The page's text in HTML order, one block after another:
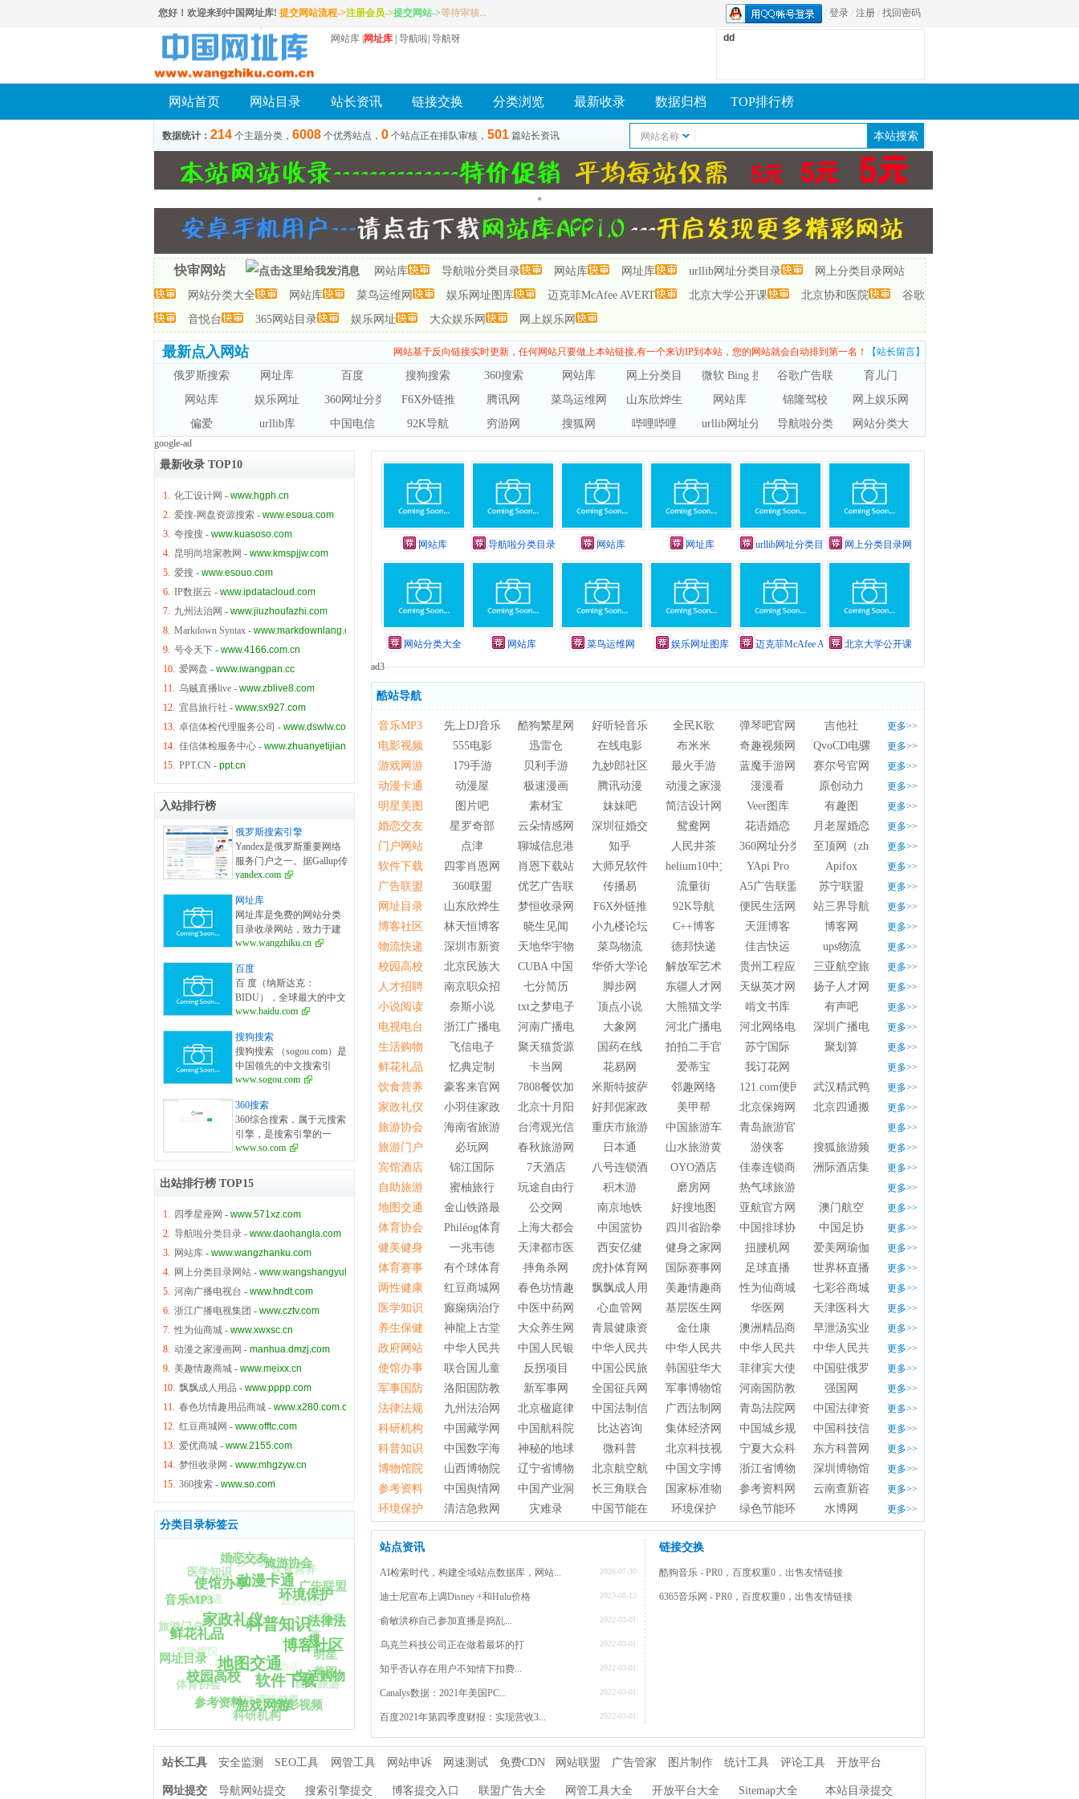
您好！欢迎来到中国网址库! 提交网站流程->注册会员->提交网站->等待审核... / 登录 / 注册 / 找回密码
网站库 网址库 导航啦 导航呀 dd
网站首页 网站目录 站长资讯 链接交换 分类浏览 最新收录 数据归档 TOP排行榜
数据统计： 214 个主题分类， 6008 个优秀站点， 0 个站点正在排队审核， 501 篇站长资讯 网站名称
*
快审网站 网站库 导航啦分类目录 网站库 网址库 urllib网址分类目录
网上分类目录网站
网站分类大全
网站库 菜鸟运维网 娱乐网址图库 迈克菲McAfee AVERT 北京大学公开课 北京协和医院
谷歌
音悦台
365网站目录 娱乐网址 大众娱乐网 网上娱乐网
最新点入网站 网站基于反向链接实时更新，任何网站只要做上本站链接,有一个来访IP到本站，您的网站就会自动排到第一名！ 【站长留言】
俄罗斯搜索引擎 网址库 百度 搜狗搜索 360搜索 网站库 网上分类目录网站微软 Bing 搜索 谷歌广告联盟（google adsense）
育儿门
网站库
娱乐网址 360网址分类目录F6X外链推 腾讯网 菜鸟运维网 山东欣烨生物科技网站库 锦隆驾校
网上娱乐网
偏爱
urllib库 中国电信 92K导航 穷游网 搜狐网 哔哩哔哩 urllib网址分类目录导航啦分类目录网站分类大全
google-ad
最新收录 TOP10
1. 化工设计网 - www.hgph.cn
2. 爱搜-网盘资源搜索 - www.esoua.com
3. 夸搜搜 - www.kuasoso.com
4. 昆明尚培家教网 - www.kmspjjw.com
5. 爱搜 - www.esouo.com
6. IP数据云 - www.ipdatacloud.com
7. 九州法治网 - www.jiuzhoufazhi.com
8. Markdown Syntax - www.markdownlang.com
9. 号令天下 - www.4166.com.cn
10. 爱网盘 - www.iwangpan.cc
11. 乌贼直播live - www.zblive8.com
12. 宜昌旅行社 - www.sx927.com
13. 卓信体检代理服务公司 - www.dswlw.com
14. 佳信体检服务中心 - www.zhuanyetijian.com
15. PPT.CN - ppt.cn
入站排行榜
俄罗斯搜索引擎
Yandex是俄罗斯重要网络
服务门户之一。据Gallup传
媒，ФОМ 和 Комкон调查
斯网络拥有用户最多的网
站。2006年初每天访问
Yandex的人数（包括外国
访问者）达到四百万。
Yandex目前所提供的服务
包括搜索、最新新闻、地
图和百科、电子信箱、电
子商务、互联网广告及其
本地搜索引擎的市场份额
已远超俄罗斯Google。
1993年，Yandex创建，由
两个创始人 Arkady Volozh
的词是\"Yet Another
Indexer\"（另一个索引）的
缩写。 1997年9月23日，
俄罗斯搜索引擎
目录）首次上线。 2000
斯科成立了独立运营的
Yandex开设了区域项目（
“城市”专栏），有助于吸
引全世界的广告合作。
Yandex的专家们经常进行
巡回讲座。所有的服务都
考虑到了使用者的地理位
息，“市场”里首先就提供
地区商店的物品。Yandex
者人数使“Yandex. WiFi”成
为通向俄罗斯免费无线通
道的最大网站。Yandex.是
网民浏览，广告聚焦的平
本土搜索引擎Yandex推出
新服务，可准许用户对拉
索。 [2] 2011年5月，
Yandex在美国纳斯达克证
券交易所上市，市值上涨
至130亿美元。 2014年9月
1日，创始人阿尔卡季·沃
洛日辞去Yandex首席执行
官一职，但仍担任集团领
导人。 发展历程 第一阶段
（1997年~2002年）：重技
术 不断推出新业务 技术先
行：Yandex的历史可以追
溯至1990年，当时Arcadia
公司（后改名为
CompTek）最先开发出两
种信息搜索系统：国际货
物分类器和商品服务分类
始人开发出Yandex，作为
展：1997年，该公司正式
yandex.com
网址库
网址库是免费的网站分类
目录收录网站，致力于建
立全面的网址库平台：免
国内外各行业优秀的网站
网址,让你轻松畅游互联
网，找到您想要的网站、
信息资源；加入网址库让
我们共同成长。网址库!网
址酷！上网，您需要网址
库! 网址大全，实用网址一
网打尽！
www.wangzhiku.cn
百度
百 度（纳斯达克：
BIDU），全球最大的中文
搜索引擎、最大的中文网
谷的李彦宏看到了中国互
联网及中文搜索引擎服务
的巨大发展潜力，抱着技
术改变世界的梦想，他毅
然辞掉硅谷的高薪工作，
携搜索引擎专利技术，于
2000年1月1日在中关村创
建了百度公司。 “百度”二
寻他千百度。这句话描述
求。 百度拥有数万名研发
工程师，这是中国乃至全
这支队伍掌握着世界上最
为先进的搜索引擎技术，
使百度成为中国掌握世界
高科技企业，也使中国成
为美国、俄罗斯、和韩国
之外，全球仅有的4个拥有
之一。 从创立之初，百度
便将“让人们最平等便捷地
获取信息，找到所求”作为
公司秉承“用户至上”的理
念，不断坚持技术创新，
致力于为用户提供“简单可
服务，其中包括:以网络搜
吧为主的社区搜索，针对
各区域、行业所需的垂直
等，全面覆盖了中文网络
世界所有的搜索需求。根
据第三方权威数据，在中
国，百度PC端和移动端市
场份额总量达73.5%，覆盖
了中国97.5%的网民，拥有
6亿用户，日均响应搜索60
亿次。 在面对用户的搜索
产品不断丰富的同时，百
度还创新性地推出了基于
搜索的营销推广服务，并
成为最受企业青睐的互联
中国已有数十万家企业使
用了百度的搜索推广服
的品牌及运营效率。 为推
www.baidu.com
搜狗搜索
搜狗搜索 （sogou.com）是
中国领先的中文搜索引
擎，致力于中文互联网信
上亿网民加快信息获取速
度，为用户创造价值。
2018年8月8日，搜狗搜索
获金运奖最佳用户活跃
于2004年8月3日推出的全
搜索引擎。搜狗搜索是中
致力于中文互联网信息的
深度挖掘，帮助中国上亿
网民加快信息获取速度，
其他搜索产品各有特色。
音乐搜索小于2%的死链
率，图片搜索独特的组图
反映互联网热点事件的看
热闹首页，地图搜索的全
国无缝漫游功能，使得搜
足了用户的日常需求，体
现了搜狗的研发。
www.sogou.com
360搜索
360综合搜索，属于元搜索
引擎，是搜索引擎的一
种，是通过一个统一的用
索引擎中选择和利用合适
操作，是对分布于网络的
多种检索工具的全局控制
机制。而360搜索+，属于
公司开发的基于机器学习
技术的第三代搜索引擎，
具备“自学习、自进化”能
索结果。 2015年1月6日消
息，360总裁齐向东向全体
员工发送邮件，宣布360搜
搜”，原域名可直接跳转至
新域名。 2016年2月，360
再次宣布，将“好搜搜
索”，域名也
由“haosou.com”切换为更易
输入的“so.com”，回归360
继续依托360母品牌的基
础，在安全、可信赖等方
面，继续形成差异化优
势。
www.so.com
出站排行榜 TOP15
1. 四季星座网 - www.571xz.com
2. 导航啦分类目录 - www.daohangla.com
3. 网站库 - www.wangzhanku.com
4. 网上分类目录网站 - www.wangshangyule.cn
5. 河南广播电视台 - www.hndt.com
6. 浙江广播电视集团 - www.cztv.com
7. 性为仙商城 - www.xwxsc.cn
8. 动漫之家漫画网 - manhua.dmzj.com
9. 美趣情趣商城 - www.meixx.cn
10. 飘飘成人用品 - www.pppp.com
11. 春色坊情趣用品商城 - www.x280.com.cn
12. 红豆商城网 - www.offtc.com
13. 爱优商城 - www.2155.com
14. 梦恒收录网 - www.mhgzyw.cn
15. 360搜索 - www.so.com
分类目录标签云
游戏网游
软件下载
地图交通
校园高校
参考资料
科研机构
电影视频
生活购物
博客社区
科普知识
家政礼仪
鲜花礼品
网址目录
体育协会
人才招聘 两性健康
自助旅游
明星
美图
法律法
规
环境保护
动漫卡通
使馆办事
音乐MP3
旅游门户
博物馆院
养生保健 宾馆酒店
军事国防
体育赛
事
广告联盟
旅游协会
婚恋交友
医学知识
物流快递
健美健身 电视电台
政府网站
饮食营养
门户网站
小说阅读
网站库 导航啦分类目录 网站库 网址库 urllib网址分类目录 网上分类目录网站
网站分类大全 网站库 菜鸟运维网 娱乐网址图库 迈克菲McAfee AVERT北京大学公开课
ad3
酷站导航
音乐MP3 更多>>
先上DJ音乐网 酷狗繁星网 好听轻音乐网 全民K歌 弹琴吧官网
吉他社
演出网
电影视频 更多>>
555电影 迅雷仓 在线电影 布米米 奇趣视频网
QvoCD电骡
微社区
游戏网游 更多>>
179手游 贝利手游 九妙郎社区 最火手游 蓝魔手游网
赛尔号官网
洛克王国
动漫卡通 更多>>
动漫屋 极速漫画 腾讯动漫 动漫之家漫画网 漫漫看
原创动力
方特动漫官方网站
明星美图 更多>>
图片吧 素材宝 妹妹吧 简洁设计网 Veer图库
有趣图
3G美女图片
婚恋交友 更多>>
星罗奇部 云朵情感网 深圳征婚交友网 鸳鸯网 花语婚恋
月老屋婚恋网
主的爱相亲网
门户网站 更多>>
点津 聊城信息港 知乎 人民井茶 360网址分类目录至顶网（zhiding.cn）- 记录和推动数字化创新
畅享网
软件下载 更多>>
四零肖恩网 肖恩下载站 大师兄软件 helium10中文推广官网
YApi Pro
Apifox
福昕软件
广告联盟 更多>>
360联盟 优艺广告联盟 传播易 流量街 A5广告联盟
苏宁联盟
4399广告联盟
网址目录 更多>>
山东欣烨生物科技梦恒收录网 F6X外链推 92K导航 便民生活网
站三界导航
网站库
博客社区 更多>>
林天恒博客 晓生见闻 小九楼论坛 C++博客 天涯博客
博客网
51CTO博客
物流快递 更多>>
深圳市新资国际物流公司
天地华宇物流 菜鸟物流 德邦快递 佳吉快运
ups物流
邮政EMS
校园高校 更多>>
北京民族大学 CUBA 中国大学生篮球联赛
华侨大学论坛 解放军艺术学院官方网站贵州工程应用技术学院三亚航空旅游职业学院
武昌首义学院
人才招聘 更多>>
南京职众招聘网 七分简历 脚步网 东疆人才网 天纵英才网
扬子人才网
安阳人才网
小说阅读 更多>>
奈斯小说 txt之梦电子书论坛顶点小说 大熊猫文学网 啃文书库
有声吧
黑客小说
电视电台 更多>>
浙江广播电视集团河南广播电视台 大象网 河北广播电视台河北网络电视台深圳广播电影电视集团
北京广播网
生活购物 更多>>
飞信电子 聚天猫货源网 国药在线 拍拍二手官网 苏宁国际
聚划算
小米有品
鲜花礼品 更多>>
忆典定制 卡当网 花易网 爱蒂宝
我订花网
饮食营养
更多>>
豪客来官网 7808餐饮加盟网米斯特披萨 邻趣网络 121.com便民导航武汉精武鸭脖官方网站
ZOO咖啡
家政礼仪 更多>>
小羽佳家政 北京十月阳光月嫂公司
好邦伲家政网 美甲帮 北京保姆网
北京四通搬家公
上海家政网
旅游协会 更多>>
海南省旅游协会台湾观光信息网重庆市旅游协会中国旅游车船协会青岛旅游官方网站
旅游门户
更多>>
必玩网 春秋旅游网 日本通 山水旅游黄页 游侠客
搜狐旅游频道
旅游互联
宾馆酒店 更多>>
锦江国际 7天酒店 八号连锁酒店 OYO酒店 佳泰连锁商务宾馆洲际酒店集团
你好酒店
自助旅游 更多>>
蜜柚旅行 玩途自由行 积木游 磨房网
热气球旅游网
地图交通
更多>>
金山铁路最新时刻表公交网 南京地铁 好搜地图 亚航官方网站
澳门航空
中国地图库
体育协会 更多>>
Philéog体育 上海大都会游艇会中国篮协 四川省跆拳道协会中国排球协会
中国足协
中国体育舞蹈
健美健身 更多>>
一兆韦德 天津都市医院 西安亿健 健身之家网 扭腰机网
爱美网瑜伽
瑜米之伽网
体育赛事 更多>>
有个球体育直播 摔角杀网 虎扑体育网 国际赛事网 足球直播
世界杯直播网
NBA中国官方网站
两性健康 更多>>
红豆商城网 春色坊情趣用品商城飘飘成人用品 美趣情趣商城 性为仙商城
七彩谷商城
爱优商城
医学知识 更多>>
癫痫病治疗医院中医中药网 心血管网 基层医生网 华医网
天津医科大学BBS
趣味医学网
养生保健 更多>>
神龍上古堂颈腰椎调理全国加盟
大众养生网 青晨健康资讯网 金仕康 澳洲精品商城
早泄汤实业有限公司
爱康国宾
政府网站 更多>>
中华人民共和国审计署
中国人民银行 中华人民共和国应急管理部中华人民共和国文化和旅游部
中华人民共和国商务部中华人民共和国农业农村部
中华人民共和国水利部
使馆办事 更多>>
联合国儿童基金会反拐项目 中国公民旅居英国指南韩国驻华大使馆菲律宾大使馆
中国驻俄罗斯大使馆
新加坡驻华大使馆
军事国防 更多>>
洛阳国防教育网 新军事网 全国征兵网 军事博物馆 河南国防教育网
强国网
虎贲网
法律法规 更多>>
九州法治网 北京楹庭律师事务所中国法制信息网广西法制网 青岛法院网
中国法律资源网
中国交通事故赔偿网
科研机构 更多>>
中国藏学网 中国航科院 比达咨询 集体经济网 中国城乡规划行业网中国科技信息研究所
国家标准物资共享平台
科普知识 更多>>
中国数字海洋公众版神秘的地球 微科普 北京科技视频网宁夏大众科技网东方科普网
科普知识资料网
博物馆院 更多>>
山西博物院 辽宁省博物馆 北京航空航天博物馆中国文字博物馆浙江省博物馆
深圳博物馆
南京博物院
参考资料 更多>>
中国舆情网 中国产业洞察网长三角联合网 国家标准物质信息网参考资料网
云南查新咨询服务平台
上海地质资料共享平台
环境保护 更多>>
清洁急救网 灾难录 中国节能在线 环境保护 绿色节能环保网
水博网
中国清洁生产网
站点资讯
2026-07-30
AI检索时代，构建全域站点数据库，网站...
2023-08-12
迪士尼宣布上调Disney +和Hulu价格
2022-03-01
俞敏洪称自己参加直播是捣乱...
2022-03-01
乌克兰科技公司正在做着最坏的打
2022-03-01
知乎否认存在用户不知情下扣费...
2022-03-01
Canalys数据：2021年美国PC...
2022-03-01
百度2021年第四季度财报：实现营收3...
链接交换
酷狗音乐 - PR0，百度权重0，出售友情链接
6365音乐网 - PR0，百度权重0，出售友情链接
站长工具 安全监测 SEO工具 网管工具 网站申诉 网速测试 免费CDN 网站联盟 广告管家 图片制作 统计工具 评论工具 开放平台
网址提交 导航网站提交 搜索引擎提交 博客提交入口 联盟广告大全 网管工具大全 开放平台大全 Sitemap大全 本站目录提交